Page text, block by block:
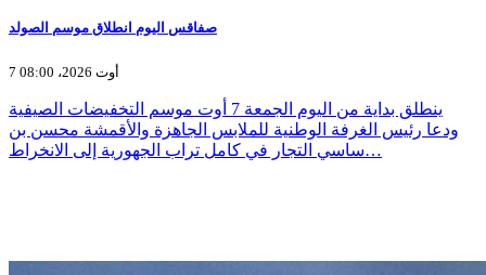
صفاقس اليوم انطلاق موسم الصولد
7 أوت 2026، 08:00
ينطلق بداية من اليوم الجمعة 7 أوت موسم التخفيضات الصيفية
ودعا رئيس الغرفة الوطنية للملابس الجاهزة والأقمشة محسن بن
ساسي التجار في كامل تراب الجهورية إلى الانخراط…